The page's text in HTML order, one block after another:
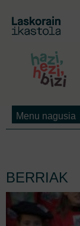
BERRIAK